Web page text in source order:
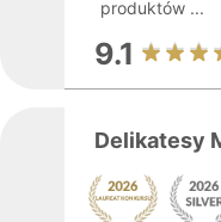
produktów ...
9.1
Delikatesy